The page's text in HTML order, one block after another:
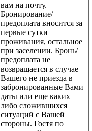
вам на почту.
Бронирование/
предоплата вносится за
первые сутки
проживания, остальное
при заселении. Бронь/
предоплата не
возвращается в случае
Вашего не приезда в
забронированные Вами
даты или еще каких
либо сложившихся
ситуаций с Вашей
стороны. Гостя по